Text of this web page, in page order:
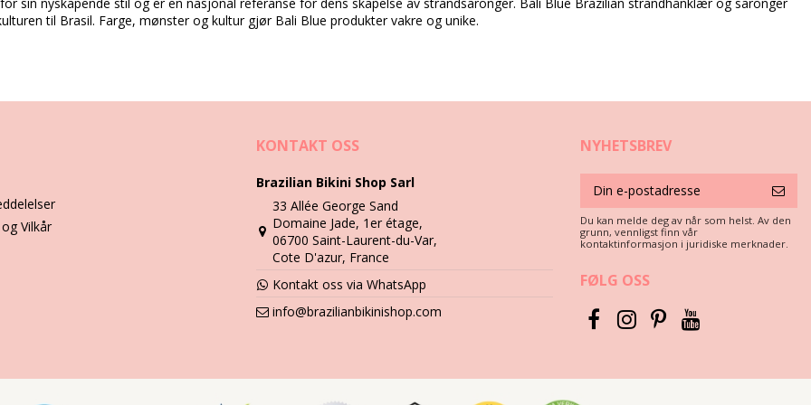
men også en kjole, skjørt, tunika, shorts etc. Hvordan holder du de rene og i god stand?
til og med støvsuge det hjemme eller dynke det i et kar med varmt vann, slik at fibrene blir litt løse og sanden går ned i bassenget.
til Brasil. Farge, mønster og kultur gjør Bali Blue produkter vakre og unike.
Vilkår
KONTAKT OSS
Brazilian Bikini Shop Sarl
33 Allée George Sand
Domaine Jade, 1er étage,
06700 Saint-Laurent-du-Var,
Cote D'azur, France
Kontakt oss via WhatsApp
info@brazilianbikinishop.com
NYHETSBREV
Du kan melde deg av når som helst. Av den
grunn, vennligst finn vår
kontaktinformasjon i juridiske merknader.
FØLG OSS